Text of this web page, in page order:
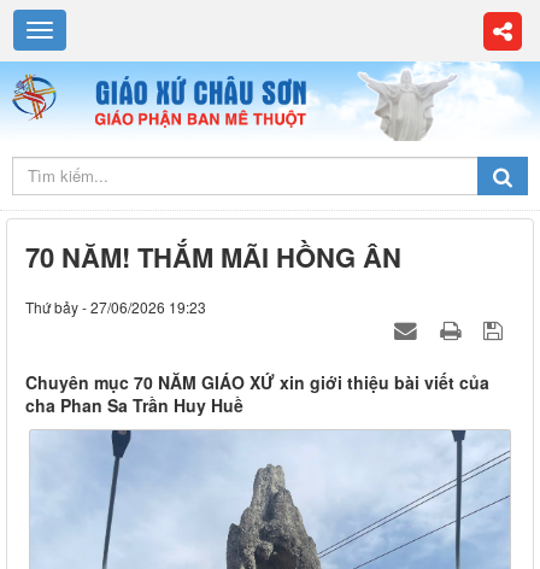
70 NĂM! THẮM MÃI HỒNG ÂN
Thứ bảy - 27/06/2026 19:23
Chuyên mục 70 NĂM GIÁO XỨ xin giới thiệu bài viết của
cha Phan Sa Trần Huy Huề